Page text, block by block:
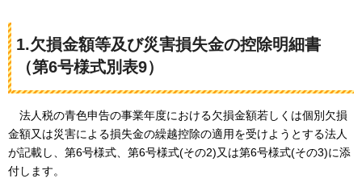
1.欠損金額等及び災害損失金の控除明細書
（第6号様式別表9）
法人税の青色申告の事業年度における欠損金額若しくは個別欠損
金額又は災害による損失金の繰越控除の適用を受けようとする法人
が記載し、第6号様式、第6号様式(その2)又は第6号様式(その3)に添
付します。